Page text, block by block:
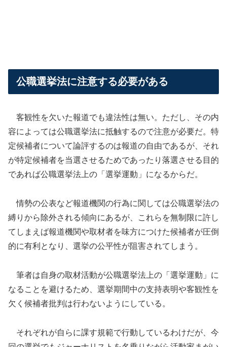
公職選挙法に注意する必要がある
客観性を欠いた報道でも違法性は無い。ただし、その内
容によっては公職選挙法に抵触するので注意が必要だ。特
定候補者について論評するのは報道の自由であるが、それ
が特定候補者を当選させるためであったり落選させる目的
であれば公職選挙法上の「選挙運動」になるからだ。
情勢の公表など報道機関の行為に関しては公職選挙法の
縛りから除外される傾向にあるが、これらを無制限に許し
てしまえば報道機関や取材者を味方につけた候補者が圧倒
的に有利となり、選挙の公平性が阻害されてしまう。
筆者は自身の取材活動が公職選挙法上の「選挙運動」に
なることを避けるため、選挙期間中の支持表明や客観性を
欠く候補者批判は行わないようにしている。
それぞれが自らに課す規範で行動しているわけだが、今